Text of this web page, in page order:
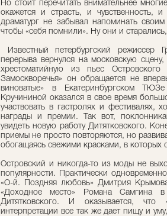
Но стоит перечитать внимательнее
окажется и страсть, и чувственность,
драматург не забывал напоминать
чтобы «себя помнили». Ну они и
Известный петербургский режиссер
перерыва вернулся на московскую
хрестоматийную из пьес
Замоскворечья» он обращается не
виноватые» в Екатеринбургском
Кручининой оказался в свое время
участвовать в гастролях и фестивалях,
награды и премии. Так вот,
увидеть новую работу Дитятковского.
приемы не просто повторяются, но
обогащаясь свежими красками, в которых
Островский и никогда-то из моды не
популярности. Практически
«О-й. Поздняя любовь» Дмитрия
«Доходное место» Романа Самгина
Дитятковского. И оказывается, что
интерпретации все так же дает пищу и